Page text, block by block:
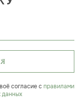
согласие с правилами
данных